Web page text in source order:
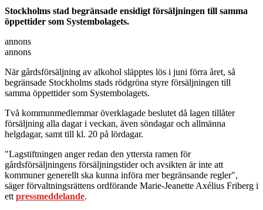
Stockholms stad begränsade ensidigt försäljningen till samma
öppettider som Systembolagets.
annons
annons
När gårdsförsäljning av alkohol släpptes lös i juni förra året, så
begränsade Stockholms stads rödgröna styre försäljningen till
samma öppettider som Systembolagets.
Två kommunmedlemmar överklagade beslutet då lagen tillåter
försäljning alla dagar i veckan, även söndagar och allmänna
helgdagar, samt till kl. 20 på lördagar.
"Lagstiftningen anger redan den yttersta ramen för
gårdsförsäljningens försäljningstider och avsikten är inte att
kommuner generellt ska kunna införa mer begränsande regler",
säger förvaltningsrättens ordförande Marie-Jeanette Axélius Friberg i
ett pressmeddelande.